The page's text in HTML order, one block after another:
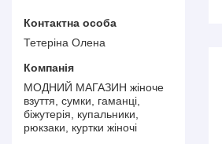
Тетеріна Олена
МОДНИЙ МАГАЗИН жіноче
взуття, сумки, гаманці,
біжутерія, купальники,
рюкзаки, куртки жіночі